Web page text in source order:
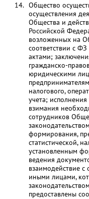
Общество
осуществления
Общества и
Российской
возложенных на
соответствии с
актами;
гражданско-
юридическими
налогового,
учета;
взимания
сотрудников
формирования,
статистической,
установленным
ведения
взаимодействие с
иными лицами,
предоставлены